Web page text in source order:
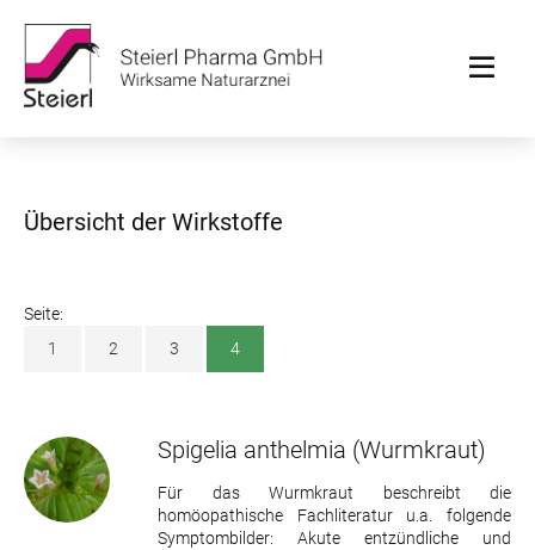
Übersicht der Wirkstoffe
Seite:
1
2 3 4
Spigelia anthelmia (Wurmkraut)
Für das Wurmkraut beschreibt die
homöopathische Fachliteratur u.a. folgende
Symptombilder: Akute entzündliche und